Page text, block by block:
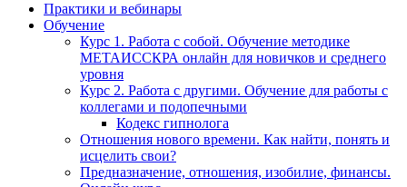
Практики и вебинары
Обучение
Курс 1. Работа с собой. Обучение методике
МЕТАИССКРА онлайн для новичков и среднего
уровня
Курс 2. Работа с другими. Обучение для работы с
коллегами и подопечными
Кодекс гипнолога
Отношения нового времени. Как найти, понять и
исцелить свои?
Предназначение, отношения, изобилие, финансы.